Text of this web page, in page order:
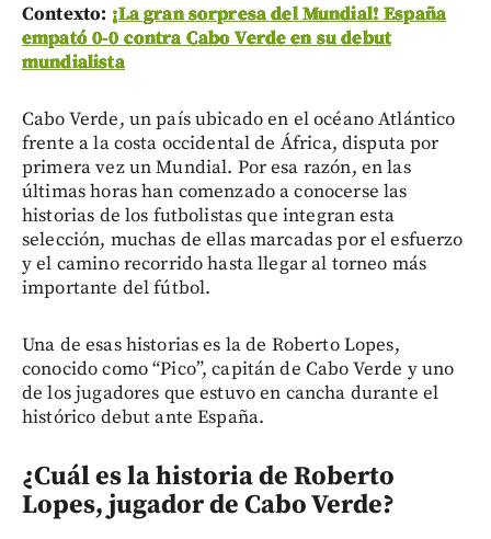
Contexto: ¡La gran sorpresa del Mundial! España
empató 0-0 contra Cabo Verde en su debut
mundialista
Cabo Verde, un país ubicado en el océano Atlántico
frente a la costa occidental de África, disputa por
primera vez un Mundial. Por esa razón, en las
últimas horas han comenzado a conocerse las
historias de los futbolistas que integran esta
selección, muchas de ellas marcadas por el esfuerzo
y el camino recorrido hasta llegar al torneo más
importante del fútbol.
Una de esas historias es la de Roberto Lopes,
conocido como “Pico”, capitán de Cabo Verde y uno
de los jugadores que estuvo en cancha durante el
histórico debut ante España.
¿Cuál es la historia de Roberto
Lopes, jugador de Cabo Verde?